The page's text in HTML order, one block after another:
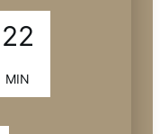
22
MIN